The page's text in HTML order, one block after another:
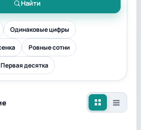
Найти
Одинаковые цифры
Ровные сотни
Первая десятка